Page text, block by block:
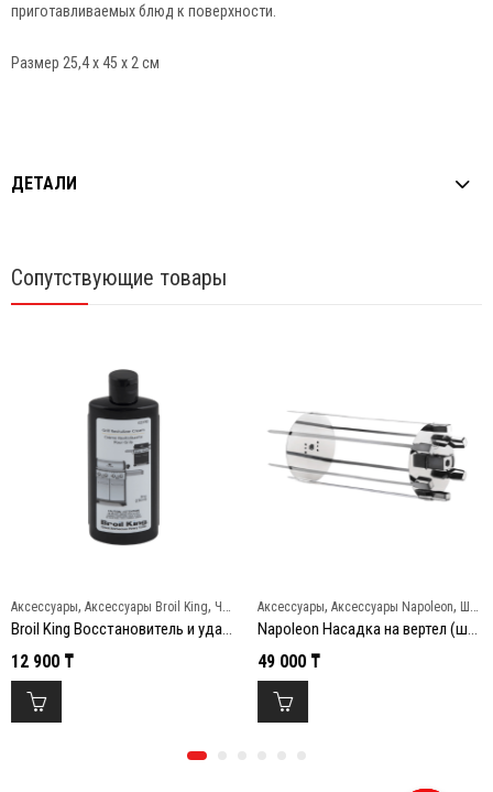
приготавливаемых блюд к поверхности.
Размер 25,4 х 45 х 2 см
ДЕТАЛИ
Сопутствующие товары
Аксессуары, Аксессуары Broil King, Чистка и уход
Broil King Восстановитель и удалитель ржавчины
12 900 ₸
Аксессуары, Аксессуары Napoleon, Шампуры и вертелы
Napoleon Насадка на вертел (шампуры)
49 000 ₸